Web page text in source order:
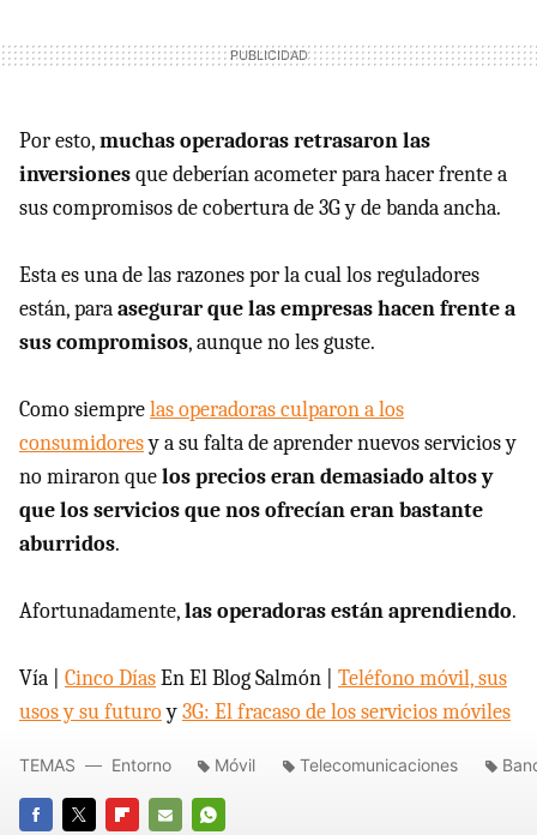
Por esto,muchas operadoras retrasaron las
inversionesque deberían acometer para hacer frente a
sus compromisos de cobertura de 3G y de banda ancha.
Esta es una de las razones por la cual los reguladores
están, paraasegurar que las empresas hacen frente a
sus compromisos, aunque no les guste.
Como siemprelas operadoras culparon a los
consumidoresy a su falta de aprender nuevos servicios y
no miraron quelos precios eran demasiado altos y
que los servicios que nos ofrecían eran bastante
aburridos.
Afortunadamente,las operadoras están aprendiendo.
Vía | Cinco DíasEn El Blog Salmón | Teléfono móvil, sus
usos y su futuroy3G: El fracaso de los servicios móviles
TEMAS Entorno Móvil Telecomunicaciones